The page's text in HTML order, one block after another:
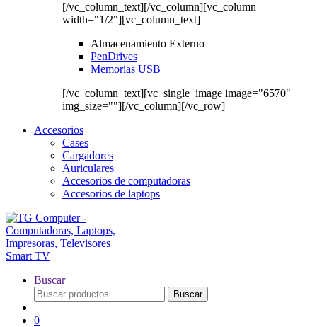
[/vc_column_text][/vc_column][vc_column
width="1/2"][vc_column_text]
Almacenamiento Externo
PenDrives
Memorias USB
[/vc_column_text][vc_single_image image="6570"
img_size=""][/vc_column][/vc_row]
Accesorios
Cases
Cargadores
Auriculares
Accesorios de computadoras
Accesorios de laptops
Buscar
Buscar
por:
Buscar
0